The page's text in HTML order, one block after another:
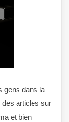
gens dans la
des articles sur
et bien